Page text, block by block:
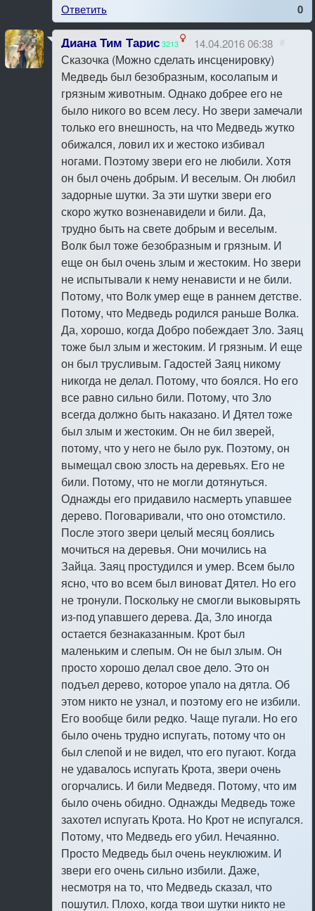
Ответить 0
Диана Тим Тарис3213 14.04.2016 06:38 #
Сказочка (Можно сделать инсценировку)
Медведь был безобразным, косолапым и
грязным животным. Однако добрее его не
было никого во всем лесу. Hо звери замечали
только его внешность, на что Медведь жутко
обижался, ловил их и жестоко избивал
ногами. Поэтому звери его не любили. Хотя
он был очень добрым. И веселым. Он любил
задорные шутки. За эти шутки звери его
скоро жутко возненавидели и били. Да,
трудно быть на свете добрым и веселым.
Волк был тоже безобразным и грязным. И
еще он был очень злым и жестоким. Hо звери
не испытывали к нему ненависти и не били.
Потому, что Волк умер еще в раннем детстве.
Потому, что Медведь родился раньше Волка.
Да, хорошо, когда Добро побеждает Зло. Заяц
тоже был злым и жестоким. И грязным. И еще
он был трусливым. Гадостей Заяц никому
никогда не делал. Потому, что боялся. Hо его
все равно сильно били. Потому, что Зло
всегда должно быть наказано. И Дятел тоже
был злым и жестоким. Он не бил зверей,
потому, что у него не было рук. Поэтому, он
вымещал свою злость на деревьях. Его не
били. Потому, что не могли дотянуться.
Однажды его придавило насмерть упавшее
дерево. Поговаривали, что оно отомстило.
После этого звери целый месяц боялись
мочиться на деревья. Они мочились на
Зайца. Заяц простудился и умер. Всем было
ясно, что во всем был виноват Дятел. Hо его
не тронули. Поскольку не смогли выковырять
из-под упавшего дерева. Да, Зло иногда
остается безнаказанным. Крот был
маленьким и слепым. Он не был злым. Он
просто хорошо делал свое дело. Это он
подъел дерево, которое упало на дятла. Об
этом никто не узнал, и поэтому его не избили.
Его вообще били редко. Чаще пугали. Hо его
было очень трудно испугать, потому что он
был слепой и не видел, что его пугают. Когда
не удавалось испугать Крота, звери очень
огорчались. И били Медведя. Потому, что им
было очень обидно. Однажды Медведь тоже
захотел испугать Крота. Hо Крот не испугался.
Потому, что Медведь его убил. Нечаянно.
Просто Медведь был очень неуклюжим. И
звери его очень сильно избили. Даже,
несмотря на то, что Медведь сказал, что
пошутил. Плохо, когда твои шутки никто не